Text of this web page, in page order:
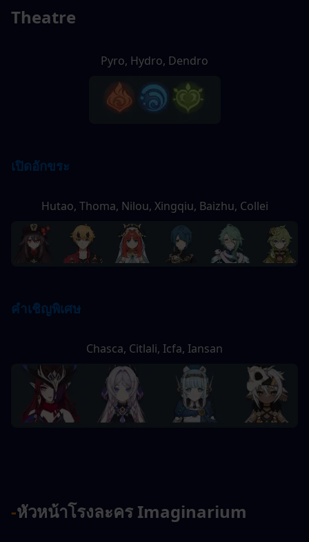
Theatre
Pyro, Hydro, Dendro
เปิดอักขระ
Hutao, Thoma, Nilou, Xingqiu, Baizhu, Collei
คำเชิญพิเศษ
Chasca, Citlali, Icfa, Iansan
-หัวหน้าโรงละคร Imaginarium